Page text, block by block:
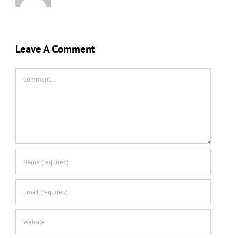
Leave A Comment
Comment